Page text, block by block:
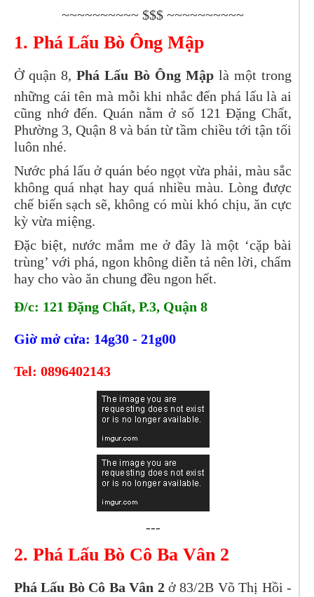
~~~~~~~~~~ $$$ ~~~~~~~~~~
1. Phá Lấu Bò Ông Mập
Ở quận 8,Phá Lấu Bò Ông Mậplà một trong
những cái tên mà mỗi khi nhắc đến phá lấu là ai
cũng nhớ đến. Quán nằm ở số 121 Đặng Chất,
Phường 3, Quận 8 và bán từ tầm chiều tới tận tối
luôn nhé.
Nước phá lấu ở quán béo ngọt vừa phải, màu sắc
không quá nhạt hay quá nhiều màu. Lòng được
chế biến sạch sẽ, không có mùi khó chịu, ăn cực
kỳ vừa miệng.
Đặc biệt, nước mắm me ở đây là một ‘cặp bài
trùng’ với phá, ngon không diễn tả nên lời, chấm
hay cho vào ăn chung đều ngon hết.
Đ/c: 121 Đặng Chất, P.3, Quận 8
Giờ mở cửa: 14g30 - 21g00
Tel: 0896402143
---
2. Phá Lấu Bò Cô Ba Vân 2
Phá Lấu Bò Cô Ba Vân 2ở 83/2B Võ Thị Hồi -